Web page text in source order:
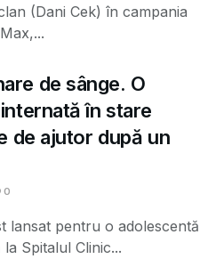
(Dani Cek) în campania
de sânge. O
în stare
de ajutor după un
0
lansat pentru o adolescentă
Spitalul Clinic...